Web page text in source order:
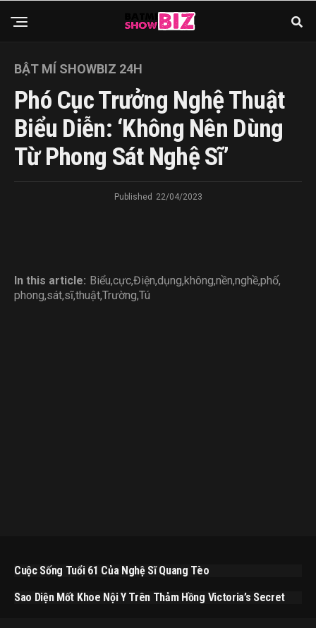
BẬT MÍ SHOWBIZ 24H
Phó Cục Trưởng Nghệ Thuật
Biểu Diễn: ‘Không Nên Dùng
Từ Phong Sát Nghệ Sĩ’
Published 22/04/2023
In this article: Biểu,cực,Điện,dụng,không,nền,nghề,phố,
phong,sát,sĩ,thuật,Trường,Tú
Cuộc Sống Tuổi 61 Của Nghệ Sĩ Quang Tèo
Sao Diện Mốt Khoe Nội Y Trên Thảm Hồng Victoria’s Secret